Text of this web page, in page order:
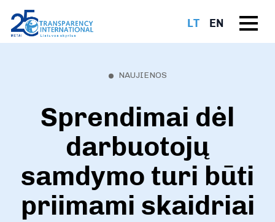
LT EN
NAUJIENOS
Sprendimai dėl
darbuotojų
samdymo turi būti
priimami skaidriai